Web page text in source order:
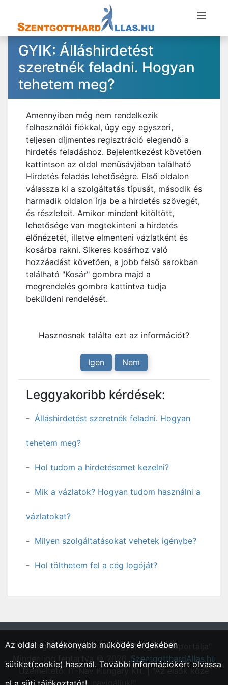
GYIK: Álláshirdetést
szeretnék feladni. Hogyan
tehetem meg?
Amennyiben még nem rendelkezik
felhasználói fiókkal, úgy egy egyszeri,
teljesen díjmentes regisztráció elegendő a
hirdetés feladáshoz. Bejelentkezést követően
kattintson az oldal menüsávjában található
Hirdetés feladás lehetőségre. Első oldalon
válassza ki a szolgáltatás típusát, második és
harmadik oldalon írja be a hirdetés szövegét,
és részleteit. Amikor mindent kitöltött,
lehetősége van megtekinteni a hirdetés
előnézetét, illetve elmenteni vázlatként és
kosárba rakni. Sikeres kosárhoz való
hozzáadást követően, a jobb felső sarokban
található "Kosár" gombra majd a
megrendelés gombra kattintva tudja
beküldeni rendelését.
Hasznosnak találta ezt az információt?
Igen Nem
Leggyakoribb kérdések:
Álláshirdetést szeretnék feladni. Hogyan
tehetem meg?
Hol tudom a hirdetésemet kezelni?
Mik a vázlatok? Hogyan tudom használni a
vázlatokat?
Milyen szolgáltatásokat vehetek igénybe?
Hol tölthetem fel a cég logóját?
"Szentgotthárd, Vas vármegyei régió állásportálja"
Minden jog fentartva © 2026.SzentgotthardAllas.hu
Üzemeltető: IT-Nav Hungary Kft. | "Az elsők közé
Az oldal a hatékonyabb működés érdekében
sütiket(cookie) használ. További információkért olvassa